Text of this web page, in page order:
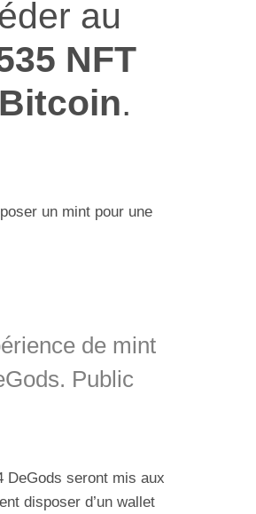
au
NFT
.
un mint pour une
de mint
Public
DeGods seront mis aux
disposer d’un wallet